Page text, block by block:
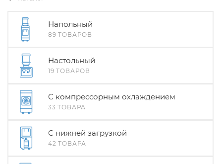
Напольный
89 ТОВАРОВ
Настольный
19 ТОВАРОВ
С компрессорным охлаждением
33 ТОВАРА
С нижней загрузкой
42 ТОВАРА